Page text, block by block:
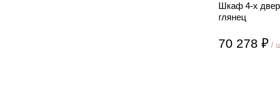
Шкаф 4-х
глянец
70 278 ₽ /